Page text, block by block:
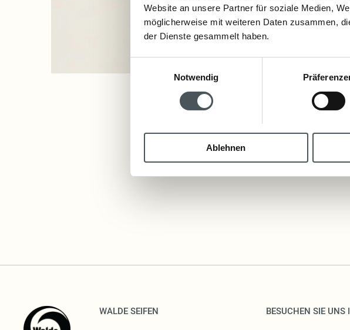
Website an unsere Partner für soziale Medien,
möglicherweise mit weiteren Daten zusammen,
der Dienste gesammelt haben.
Notwendig
Ablehnen
WALDE SEIFEN BESUCHEN SIE UNS